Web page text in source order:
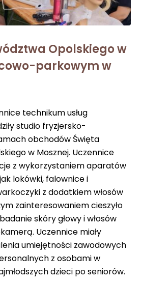
Opolskiego w
parkowym w
technikum usług
studio fryzjersko-
obchodów Święta
w Mosznej. Uczennice
z wykorzystaniem aparatów
lokówki, falownice i
z dodatkiem włosów
zainteresowaniem cieszyło
skóry głowy i włosów
Uczennice miały
umiejętności zawodowych
z osobami w
dzieci po seniorów.